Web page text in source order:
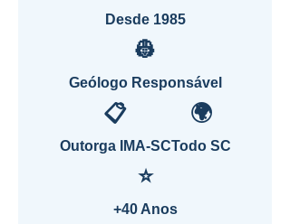
Desde 1985
👷
Geólogo Responsável
📋
Outorga IMA-SC
🌍
Todo SC
⭐
+40 Anos